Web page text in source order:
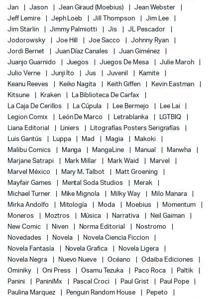
Jan
Jason Jean Giraud (Moebius)
Jean Webster
Jeff Lemire
Jeph Loeb Jill Thompson
Jim Lee
Jim Starlin
Jimmy Palmiotti Jis
JL Pescador
Jodorowsky
Joe Hill Joe Sacco
Johnny Ryan
Jordi Bernet
Juan Díaz Canales
Juan Giménez
Juanjo Guarnido
Juegos Juegos De Mesa
Julie Maroh
Julio Verne
Junji Ito Jus Juvenil
Kamite
Keanu Reeves
Keiko Nagita Keith Giffen
Kevin Eastman
Kitsune
Kraken
La Biblioteca De Carfax
La Caja De Cerillos
La Cúpula Lee Bermejo
Lee Lai
Legion Comix
León De Marco Letrablanka
LGTBIQ
Liana Editorial
Liniers
Litografías Posters Serigrafías
Luis Gantús
Luppa Mad Magia
Makoki
Malibu Comics
Manga MangaLine Manual
Manwha
Marjane Satrapi
Mark Millar Mark Waid
Marvel
Marvel México
Mary M. Talbot
Matt Groening
Mayfair Games
Mental Soda Studios
Merak
Michael Turner
Mike Mignola Milky Way
Milo Manara
Mirka Andolfo
Mitología Moda Moebius
Momentum
Moneros
Moztros Música Narrativa
Neil Gaiman
New Comic
Niven Norma Editorial
Nostromo
Novedades
Novela
Novela Ciencia Ficcion
Novela Fantasía
Novela Grafica
Novela Ligera
Novela Negra
Nuevo Nueve Océano
Odaiba Ediciones
Ominiky
Oni Press Osamu Tezuka Paco Roca
Paltik
Panini
PaniniMx Pascal Croci Paul Grist
Paul Pope
Paulina Marquez
Penguin Random House
Pepeto